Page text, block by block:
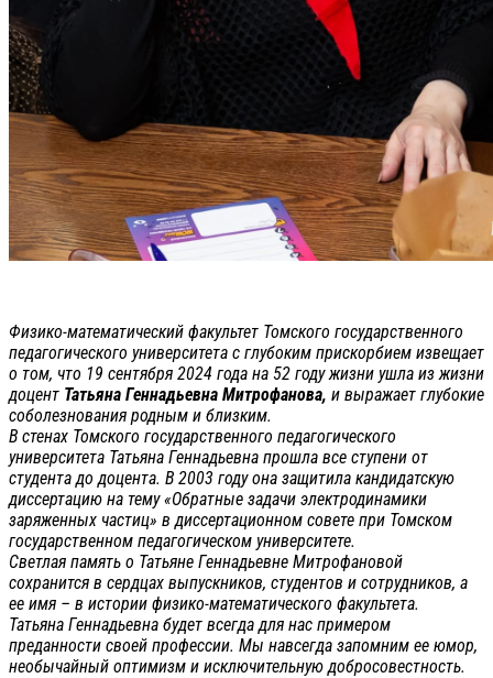
Физико-математический факультет Томского государственного
педагогического университета с глубоким прискорбием извещает
о том, что 19 сентября 2024 года на 52 году жизни ушла из жизни
доцент Татьяна Геннадьевна Митрофанова, и выражает глубокие
соболезнования родным и близким.
В стенах Томского государственного педагогического
университета Татьяна Геннадьевна прошла все ступени от
студента до доцента. В 2003 году она защитила кандидатскую
диссертацию на тему «Обратные задачи электродинамики
заряженных частиц» в диссертационном совете при Томском
государственном педагогическом университете.
Светлая память о Татьяне Геннадьевне Митрофановой
сохранится в сердцах выпускников, студентов и сотрудников, а
ее имя – в истории физико-математического факультета.
Татьяна Геннадьевна будет всегда для нас примером
преданности своей профессии. Мы навсегда запомним ее юмор,
необычайный оптимизм и исключительную добросовестность.